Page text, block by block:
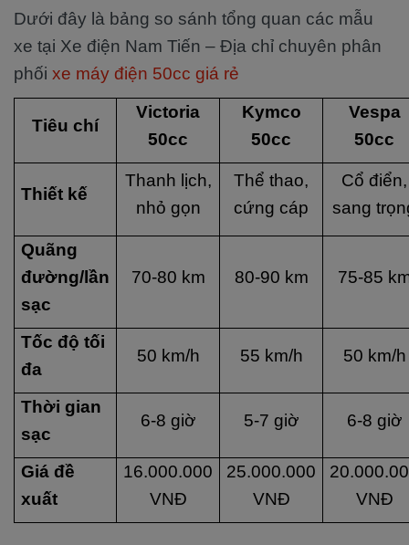
Dưới đây là bảng so sánh tổng quan các mẫu
xe tại Xe điện Nam Tiến – Địa chỉ chuyên phân
phối xe máy điện 50cc giá rẻ
Tiêu chí
Victoria
50cc
Kymco
50cc
Vespa
50cc
Thiết kế
Thanh lịch,
nhỏ gọn
Thể thao,
cứng cáp
Cổ điển,
sang
Quãng
đường/lần
sạc
70-80 km 80-90 km 75-85
Tốc độ tối
đa
50 km/h 55 km/h 50 km/h
Thời gian
sạc
6-8 giờ 5-7 giờ 6-8 giờ
Giá đề
xuất
16.000.000
VNĐ
25.000.000
VNĐ
VNĐ